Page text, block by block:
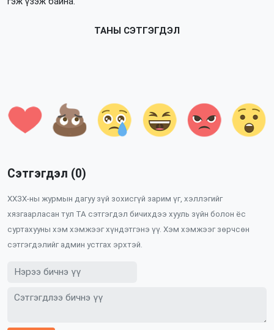
ТАНЫ СЭТГЭГДЭЛ
Сэтгэгдэл (0)
ХХЗХ-ны журмын дагуу зүй зохисгүй зарим үг, хэллэгийг
хязгаарласан тул ТА сэтгэгдэл бичихдээ хууль зүйн болон ёс
суртахууны хэм хэмжээг хүндэтгэнэ үү. Хэм хэмжээг зөрчсөн
сэтгэгдэлийг админ устгах эрхтэй.